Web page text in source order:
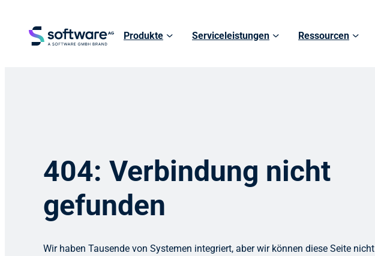
Produkte Serviceleistungen Ressourcen
404: Verbindung nicht
gefunden
Wir haben Tausende von Systemen integriert, aber wir können diese Seite nicht